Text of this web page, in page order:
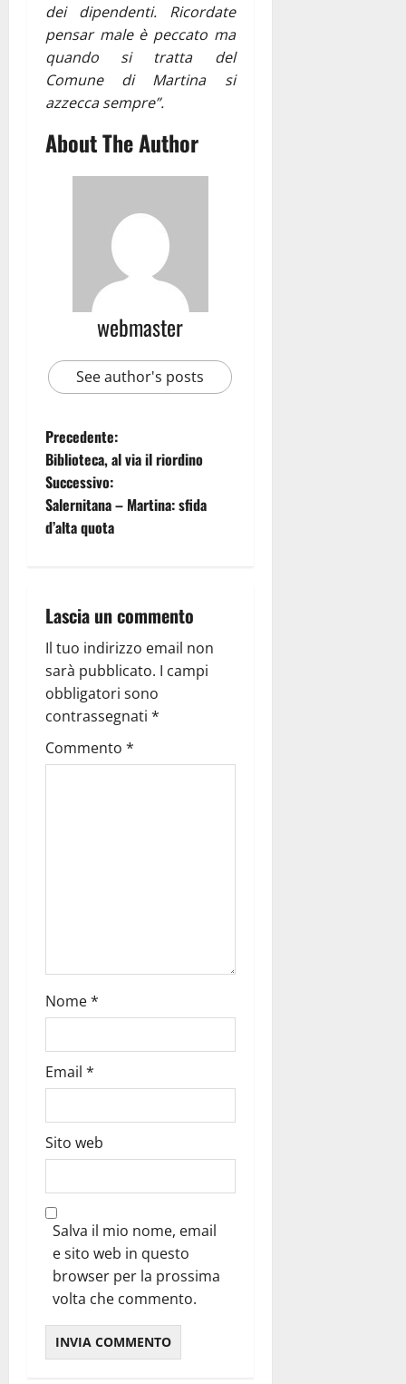
dei dipendenti. Ricordate
pensar male è peccato ma
quando si tratta del
Comune di Martina si
azzecca sempre”.
About The Author
webmaster
See author's posts
Precedente:
Biblioteca, al via il riordino
Successivo:
Salernitana – Martina: sfida
d’alta quota
Lascia un commento
Il tuo indirizzo email non
sarà pubblicato. I campi
obbligatori sono
contrassegnati *
Commento *
Nome*
Email *
Sito web
Salva il mio nome, email
e sito web in questo
browser per la prossima
volta che commento.